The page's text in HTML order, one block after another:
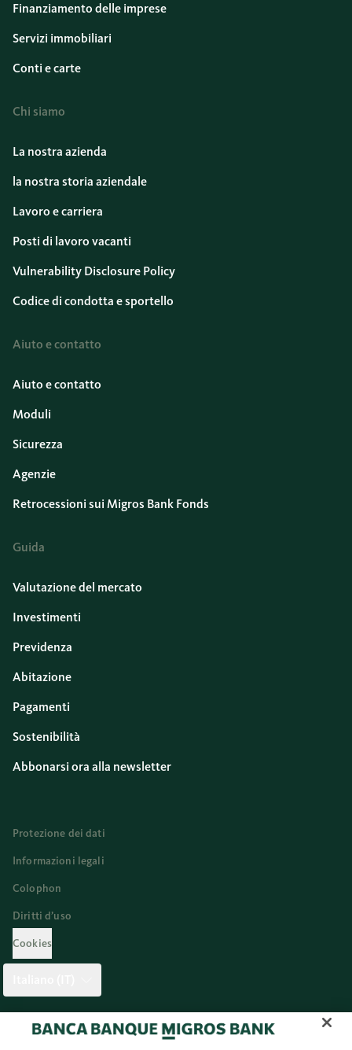
Finanziamento delle imprese
Servizi immobiliari
Conti e carte
Chi siamo
La nostra azienda
la nostra storia aziendale
Lavoro e carriera
Posti di lavoro vacanti
Vulnerability Disclosure Policy
Codice di condotta e sportello
Aiuto e contatto
Aiuto e contatto
Moduli
Sicurezza
Agenzie
Retrocessioni sui Migros Bank Fonds
Guida
Valutazione del mercato
Investimenti
Previdenza
Abitazione
Pagamenti
Sostenibilità
Abbonarsi ora alla newsletter
Protezione dei dati
Informazioni legali
Colophon
Diritti d’uso
Cookies
Twitter Facebook Blog Instagram Youtube